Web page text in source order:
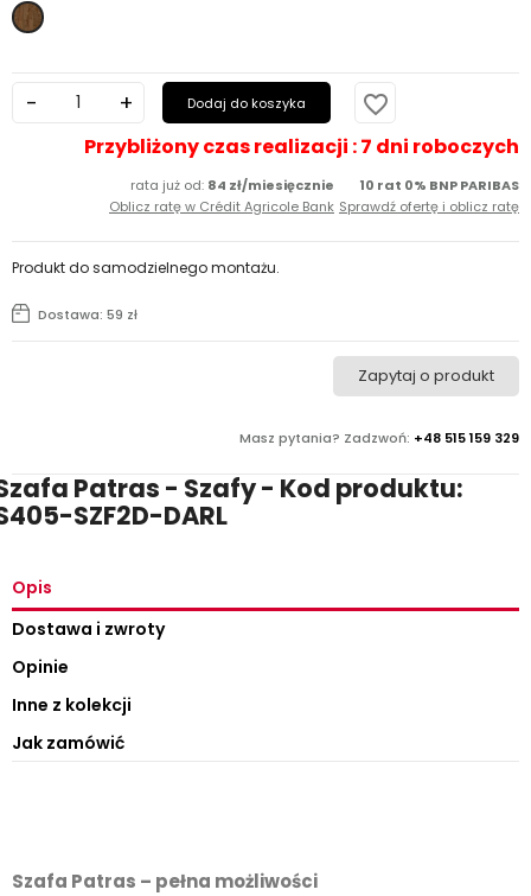
dąb
Dodaj do koszyka favorite_border
Przybliżony czas realizacji : 7 dni roboczych
rata już od: 84 zł/miesięcznie
Oblicz ratę w Crédit Agricole Bank
10 rat 0% BNP PARIBAS
Sprawdź ofertę i oblicz ratę
Masz pytania? Zadzwoń: +48 515 159 329
Zapytaj o produkt
Dostawa: 59 zł
Produkt do samodzielnego montażu.
Patras - Szafy - Kod produktu:
SZF2D-DARL
Opis
Dostawa i zwroty
Opinie
Inne z kolekcji
Jak zamówić
Szafa Patras – pełna możliwości